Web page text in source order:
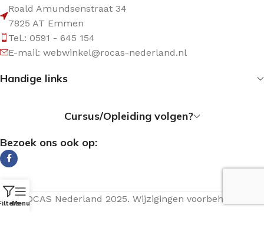
Roald Amundsenstraat 34
7825 AT Emmen
Tel.: 0591 - 645 154
E-mail: webwinkel@rocas-nederland.nl
Handige links
Cursus/Opleiding volgen?
Bezoek ons ook op:
© ROCAS Nederland 2025. Wijzigingen voorbehouden.
Menu